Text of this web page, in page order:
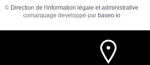
© Direction de l'information légale et administrative
comarquage developpé par baseo.io